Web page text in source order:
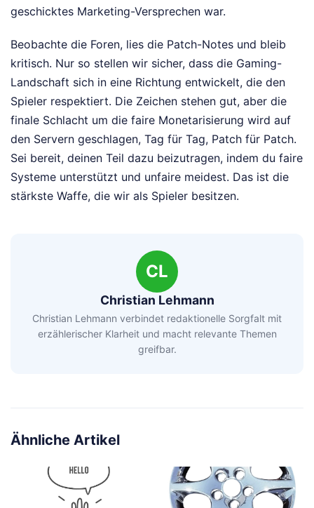
geschicktes Marketing-Versprechen war.
Beobachte die Foren, lies die Patch-Notes und bleib
kritisch. Nur so stellen wir sicher, dass die Gaming-
Landschaft sich in eine Richtung entwickelt, die den
Spieler respektiert. Die Zeichen stehen gut, aber die
finale Schlacht um die faire Monetarisierung wird auf
den Servern geschlagen, Tag für Tag, Patch für Patch.
Sei bereit, deinen Teil dazu beizutragen, indem du faire
Systeme unterstützt und unfaire meidest. Das ist die
stärkste Waffe, die wir als Spieler besitzen.
CL
Christian Lehmann
Christian Lehmann verbindet redaktionelle Sorgfalt mit
erzählerischer Klarheit und macht relevante Themen
greifbar.
Ähnliche Artikel